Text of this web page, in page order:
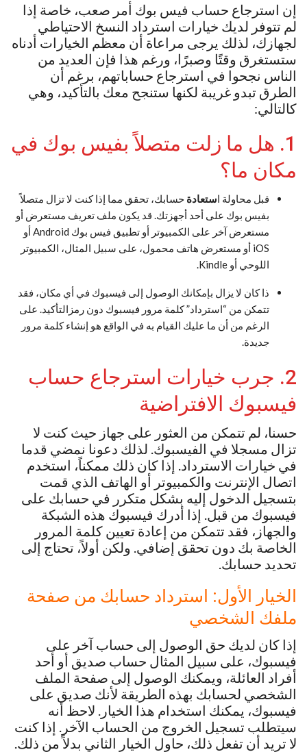
إن استرجاع حساب فيس بوك أمر صعب، خاصة إذا
لم تتوفر لديك خيارات استرداد النسخ الاحتياطي
لجهازك، لذلك يرجى مراعاة أن معظم الخيارات أدناه
ستستغرق وقتًا وصبرًا، ورغم هذا فإن العديد من
الناس نجحوا في استرجاع حساباتهم، برغم أن
الطرق تبدو غريبة لكنها ستنجح معك بالتأكيد، وهي
كالتالي:
1. هل ما زلت متصلاً بفيس بوك في
مكان ما؟
قبل محاولة استعادة حسابك، تحقق مما إذا كنت لا تزال متصلاً
بفيس بوك على أحد أجهزتك. قد يكون ملف تعريف مستعرض أو
مستعرض آخر على الكمبيوتر أو تطبيق فيس بوك Android أو
iOS أو مستعرض هاتف محمول، على سبيل المثال، الكمبيوتر
اللوحي أو Kindle.
ذا كان لا يزال بإمكانك الوصول إلى فيسبوك في أي مكان، فقد
تتمكن من “استرداد” كلمة مرور فيسبوك دون رمزالتأكيد. على
الرغم من أن ما عليك القيام به في الواقع هو إنشاء كلمة مرور
جديدة.
2. جرب خيارات استرجاع حساب
فيسبوك الافتراضية
حسنا، لم تتمكن من العثور على جهاز حيث كنت لا
تزال مسجلا في الفيسبوك. لذلك دعونا نمضي قدما
في خيارات الاسترداد. إذا كان ذلك ممكناً، استخدم
اتصال الإنترنت والكمبيوتر أو الهاتف الذي قمت
بتسجيل الدخول إليه بشكل متكرر في حسابك على
فيسبوك من قبل. إذا أدرك فيسبوك هذه الشبكة
والجهاز، فقد تتمكن من إعادة تعيين كلمة المرور
الخاصة بك دون تحقق إضافي. ولكن أولاً، تحتاج إلى
تحديد حسابك.
الخيار الأول: استرداد حسابك من صفحة
ملفك الشخصي
إذا كان لديك حق الوصول إلى حساب آخر على
فيسبوك، على سبيل المثال حساب صديق أو أحد
أفراد العائلة، ويمكنك الوصول إلى صفحة الملف
الشخصي لحسابك بهذه الطريقة لأنك صديق على
فيسبوك، يمكنك استخدام هذا الخيار. لاحظ أنه
سيتطلب تسجيل الخروج من الحساب الآخر. إذا كنت
لا تريد أن تفعل ذلك، حاول الخيار الثاني بدلاً من ذلك.